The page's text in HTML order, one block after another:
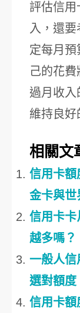
評估信用
入，還
定每月預
己的花
過月收
維持良好
相關文
信用卡額
金卡與世
信用卡卡
越多嗎？
一般人信
選對額度
信用卡額